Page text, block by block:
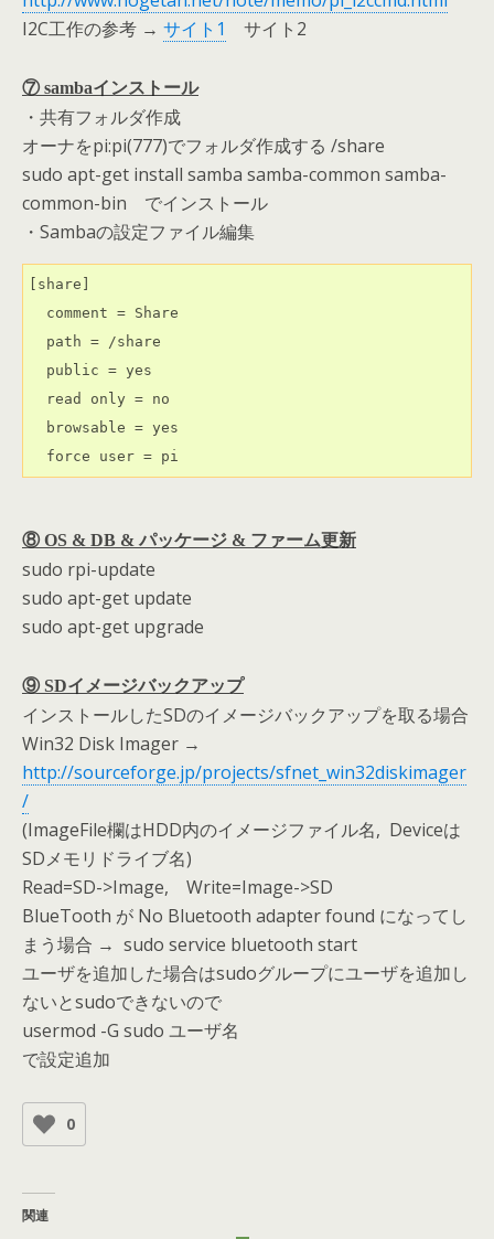
I2C工作の参考 → サイト1 サイト2
⑦ sambaインストール
・共有フォルダ作成
オーナをpi:pi(777)でフォルダ作成する /share
sudo apt-get install samba samba-common samba-
common-bin でインストール
・Sambaの設定ファイル編集
[share]
  comment = Share
  path = /share
  public = yes
  read only = no
  browsable = yes
⑧ OS & DB & パッケージ & ファーム更新
sudo rpi-update
sudo apt-get update
sudo apt-get upgrade
⑨ SDイメージバックアップ
インストールしたSDのイメージバックアップを取る場合
Win32 Disk Imager →
http://sourceforge.jp/projects/sfnet_win32diskimager
/
(ImageFile欄はHDD内のイメージファイル名, Deviceは
SDメモリドライブ名)
Read=SD->Image, Write=Image->SD
BlueTooth が No Bluetooth adapter found になってし
まう場合 → sudo service bluetooth start
ユーザを追加した場合はsudoグループにユーザを追加し
ないとsudoできないので
usermod -G sudo ユーザ名
で設定追加
0
関連